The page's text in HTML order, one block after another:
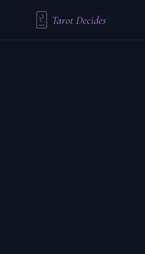
Tarot Decides